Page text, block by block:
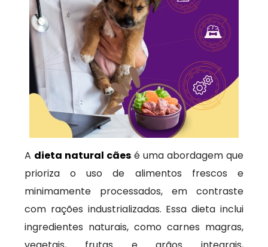
A dieta natural cães é uma abordagem que
prioriza o uso de alimentos frescos e
minimamente processados, em contraste
com rações industrializadas. Essa dieta inclui
ingredientes naturais, como carnes magras,